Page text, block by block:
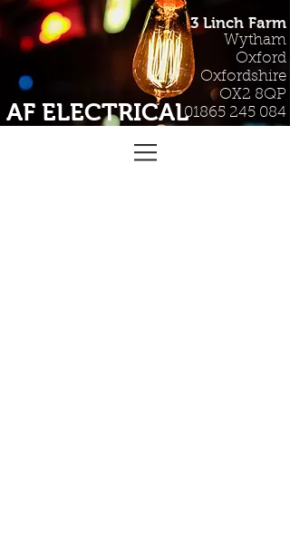
3 Linch Farm
Wytham
Oxford
Oxfordshire
OX2 8QP
01865 245 084
AF ELECTRICAL